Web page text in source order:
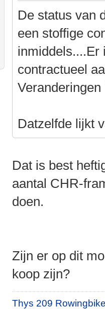
De status van
een stoffige
inmiddels....Er
contractueel
Datzelfde lijkt
Dat is best
aantal CHR-
doen.
Zijn er op dit
koop zijn?
Thys 209